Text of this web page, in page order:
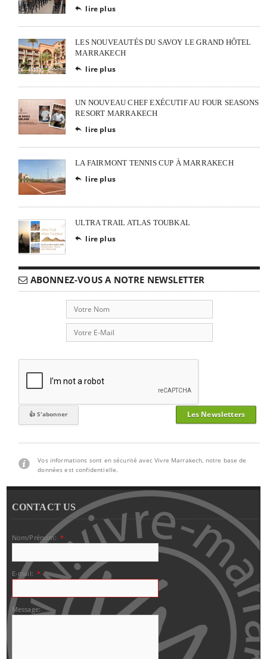
 lire plus
LES NOUVEAUTÉS DU SAVOY LE GRAND HÔTEL
MARRAKECH
 lire plus
UN NOUVEAU CHEF EXÉCUTIF AU FOUR SEASONS
RESORT MARRAKECH
 lire plus
LA FAIRMONT TENNIS CUP À MARRAKECH
 lire plus
ULTRA TRAIL ATLAS TOUBKAL
 lire plus
ABONNEZ-VOUS A NOTRE NEWSLETTER
Les Newsletters
Vos informations sont en sécurité avec Vivre Marrakech, notre base de
données est confidentielle.
CONTACT US
Nom/Prénom: *
E-mail: *
Message: